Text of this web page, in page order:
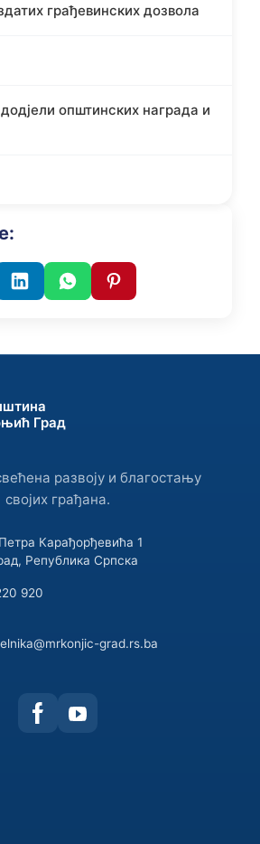
грађевинских дозвола
општинских награда и
Град
развоју и благостању
својих грађана.
Карађорђевића 1
Република Српска
920
grad.rs.ba